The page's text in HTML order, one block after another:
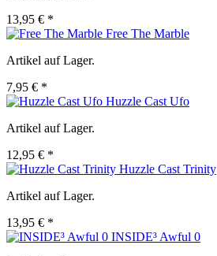
13,95 € *
Free The Marble
Artikel auf Lager.
7,95 € *
Huzzle Cast Ufo
Artikel auf Lager.
12,95 € *
Huzzle Cast Trinity
Artikel auf Lager.
13,95 € *
INSIDE³ Awful 0